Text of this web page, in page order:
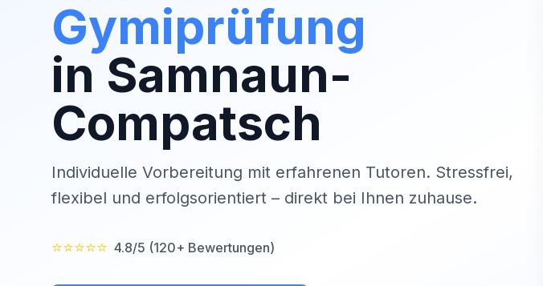
Gymiprüfung
in Samnaun-
Compatsch
Individuelle Vorbereitung mit erfahrenen Tutoren. Stressfrei,
flexibel und erfolgsorientiert – direkt bei Ihnen zuhause.
⭐⭐⭐⭐⭐ 4.8/5 (120+ Bewertungen)